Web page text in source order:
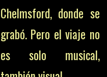
Chelmsford, donde se
grabó. Pero el viaje no
es solo musical,